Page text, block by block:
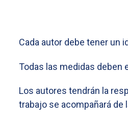
Cada autor debe tener un
Todas las medidas deben
Los autores tendrán la
trabajo se acompañará de